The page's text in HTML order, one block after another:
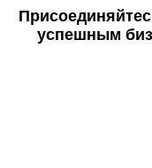
успешным